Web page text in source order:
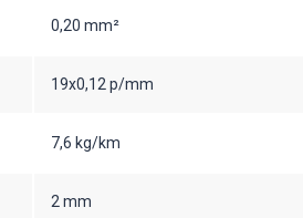
0,20 mm²
19х0,12 p/mm
7,6 kg/km
2 mm